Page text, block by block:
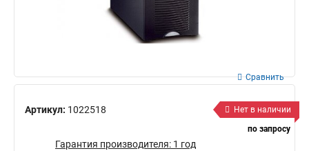
Артикул: 1022518
Сравнить
Нет в наличии
по запросу
Гарантия производителя: 1 год